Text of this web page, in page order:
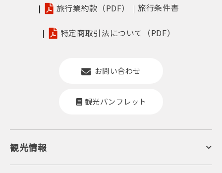
旅行業約款（PDF）
旅行条件書
特定商取引法について（PDF）
お問い合わせ
観光パンフレット
観光情報
京丹後について
ジオパークの絶景